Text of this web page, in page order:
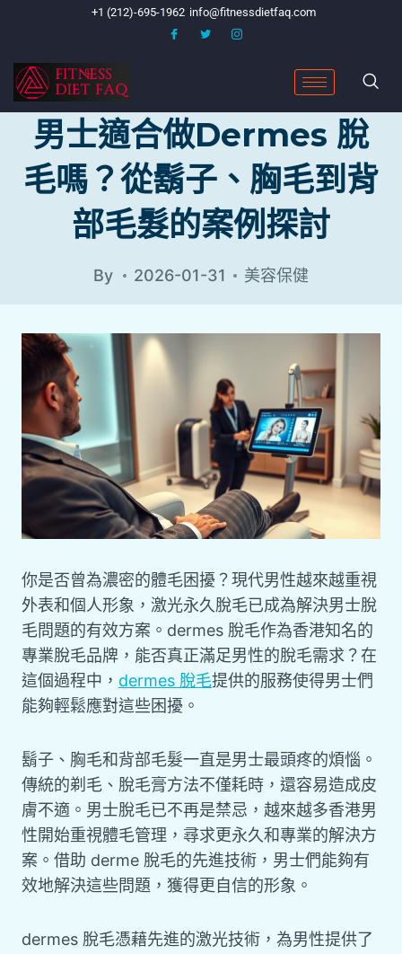
+1 (212)-695-1962 info@fitnessdietfaq.com
男士適合做dermes 脫
毛嗎？從鬍子、胸毛到背
部毛髮的案例探討
By 2026-01-31 美容保健
你是否曾為濃密的體毛困擾？現代男性越來越重視
外表和個人形象，激光永久脫毛已成為解決男士脫
毛問題的有效方案。dermes 脫毛作為香港知名的
專業脫毛品牌，能否真正滿足男性的脫毛需求？在
這個過程中， dermes 脫毛提供的服務使得男士們
能夠輕鬆應對這些困擾。
鬍子、胸毛和背部毛髮一直是男士最頭疼的煩惱。
傳統的剃毛、脫毛膏方法不僅耗時，還容易造成皮
膚不適。男士脫毛已不再是禁忌，越來越多香港男
性開始重視體毛管理，尋求更永久和專業的解決方
案。借助 derme 脫毛的先進技術，男士們能夠有
效地解決這些問題，獲得更自信的形象。
dermes 脫毛憑藉先進的激光技術，為男性提供了